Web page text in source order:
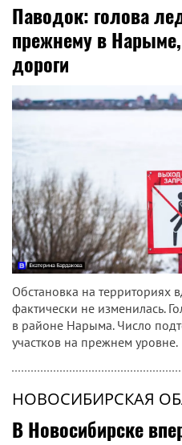
Паводок: голова
прежнему в
дороги
Обстановка на территориях
фактически не изменилась.
в районе Нарыма. Число
участков на прежнем уровне.
НОВОСИБИРСКАЯ
В Новосибирске